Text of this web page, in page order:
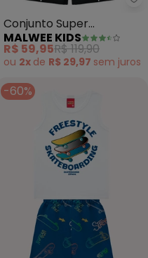
- Conjunto Bebe
Conjunto Super
Campeão 10 (Branco)
MALWEE KIDS
R$ 59,95R$ 119,90
ou 2x de R$ 29,97 sem juros
-60%